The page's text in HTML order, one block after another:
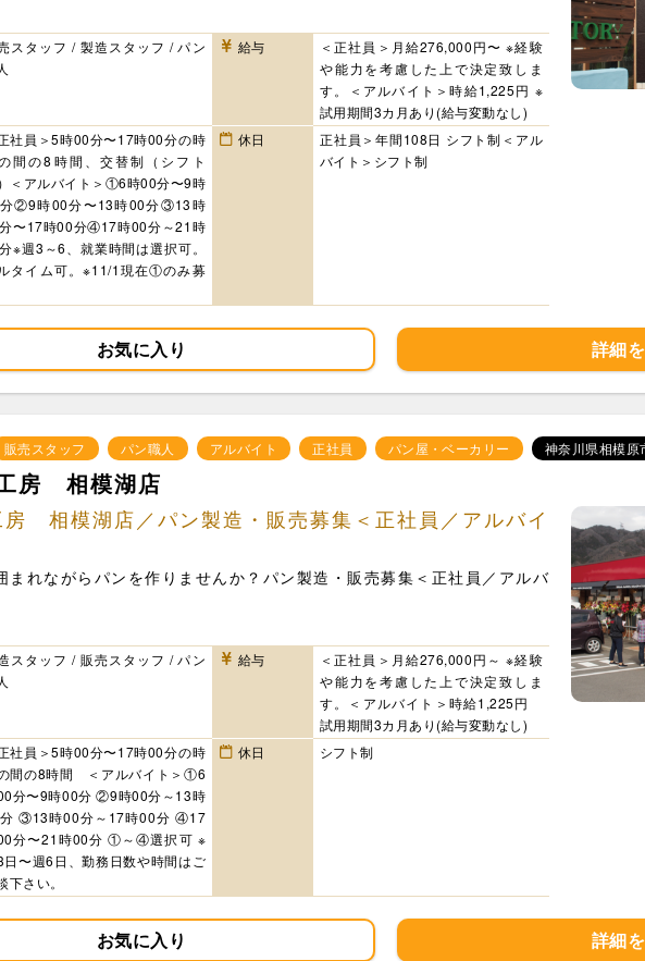
スタッフ / 製造スタッフ / パン
給与
＜正社員＞月給276,000円〜 ※経験
や能力を考慮した上で決定致しま
す。＜アルバイト＞時給1,225円 ※
試用期間3カ月あり(給与変動なし)
社員＞5時00分〜17時00分の時
間の8時間、交替制（シフト
＜アルバイト＞①6時00分〜9時
②9時00分〜13時00分③13時
〜17時00分④17時00分～21時
※週3～6、就業時間は選択可。
タイム可。※11/1現在①のみ募
休日
正社員＞年間108日 シフト制＜アル
バイト＞シフト制
お気に入り 詳細
販売スタッフ パン職人 アルバイト 正社員 パン屋・ベーカリー 神奈川県相模原
房 相模湖店
相模湖店／パン製造・販売募集＜正社員／アルバイ
まれながらパンを作りませんか？パン製造・販売募集＜正社員／アルバ
スタッフ / 販売スタッフ / パン
給与
＜正社員＞月給276,000円～ ※経験
や能力を考慮した上で決定致しま
す。＜アルバイト＞時給1,225円
試用期間3カ月あり(給与変動なし)
社員＞5時00分〜17時00分の時
間の8時間 ＜アルバイト＞①6
分〜9時00分 ②9時00分～13時
③13時00分～17時00分 ④17
分〜21時00分 ①～④選択可 ※
日〜週6日、勤務日数や時間はご
下さい。
休日 シフト制
お気に入り 詳細